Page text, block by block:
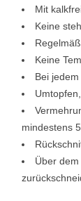
Mit
Keine
Keine
Bei
mindestens
Über